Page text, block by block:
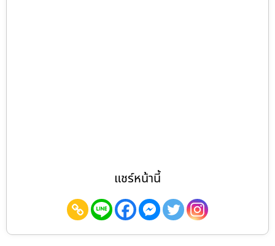
แชร์หน้านี้